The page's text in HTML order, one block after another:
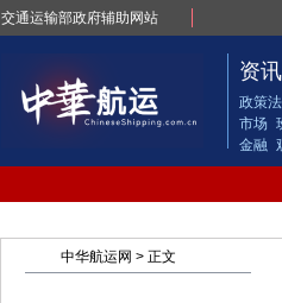
交通运输部政府辅助网站
资讯
政策
市场
金融
中华航运网 > 正文